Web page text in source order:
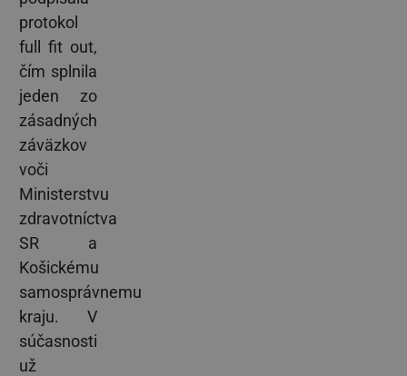
protokol
full fit out,
čím splnila
jeden zo
zásadných
záväzkov
voči
Ministerstvu
zdravotníctva
SR a
Košickému
samosprávnemu
kraju. V
súčasnosti
už